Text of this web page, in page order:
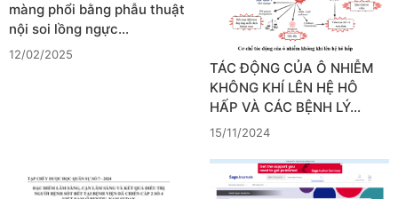
màng phổi bằng phẫu thuật
nội soi lồng ngực…
12/02/2025
TÁC ĐỘNG CỦA Ô NHIỄM
KHÔNG KHÍ LÊN HỆ HÔ
HẤP VÀ CÁC BỆNH LÝ…
15/11/2024